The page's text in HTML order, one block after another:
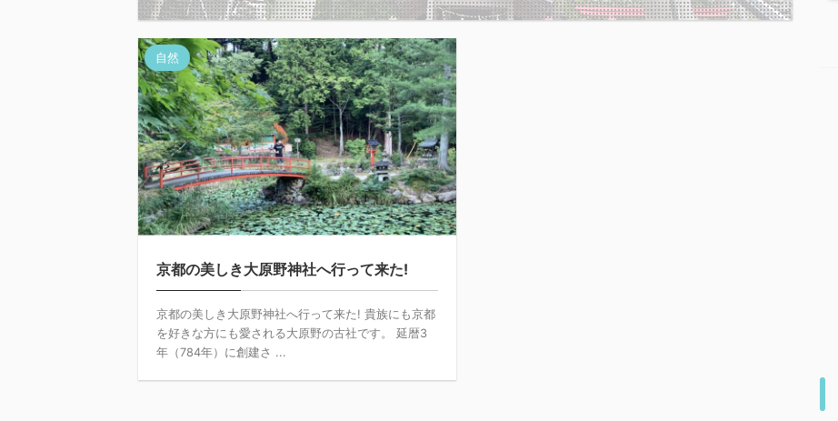
自然
京都の美しき大原野神社へ行って来た!
京都の美しき大原野神社へ行って来た! 貴族にも京都
を好きな方にも愛される大原野の古社です。 延暦3
年（784年）に創建さ ...